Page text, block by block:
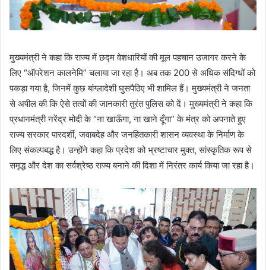
मुख्यमंत्री ने कहा कि राज्य में छद्म वेशधारियों की मूल पहचान उजागर करने के
लिए “ऑपरेशन कालनेमि” चलाया जा रहा है। अब तक 200 से अधिक संदिग्धों को
पकड़ा गया है, जिनमें कुछ बांग्लादेशी घुसपैठिए भी शामिल हैं। मुख्यमंत्री ने जनता
से अपील की कि ऐसे तत्वों की जानकारी तुरंत पुलिस को दें। मुख्यमंत्री ने कहा कि
प्रधानमंत्री नरेंद्र मोदी के “ना खाऊँगा, ना खाने दूँगा” के मंत्र को अपनाते हुए
राज्य सरकार पारदर्शी, जवाबदेह और जनहितकारी शासन व्यवस्था के निर्माण के
लिए संकल्पबद्ध है। उन्होंने कहा कि प्रदेश को भ्रष्टाचार मुक्त, सांस्कृतिक रूप से
समृद्ध और देश का सर्वश्रेष्ठ राज्य बनाने की दिशा में निरंतर कार्य किया जा रहा है।